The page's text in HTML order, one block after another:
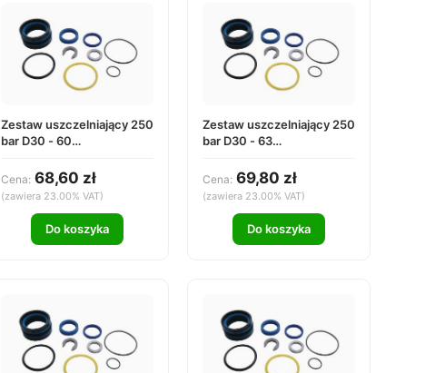
Zestaw uszczelniający 250
bar D30 - 60
Cena: 68,60 zł
(zawiera 23.00% VAT)
Do koszyka
Zestaw uszczelniający 250
bar D30 - 63
Cena: 69,80 zł
(zawiera 23.00% VAT)
Do koszyka